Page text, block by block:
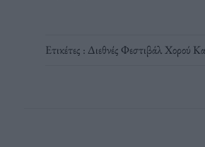
Ετικέτες : Διεθνές Φεστιβάλ Χορού